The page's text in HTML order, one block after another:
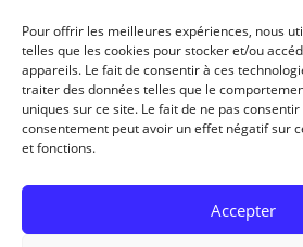
Pour offrir les meilleures expériences, nous
telles que les cookies pour stocker et/ou
appareils. Le fait de consentir à ces
traiter des données telles que le
uniques sur ce site. Le fait de ne pas
consentement peut avoir un effet négatif sur
et fonctions.
Accepter
demande, les frais de photocopie
d’envoi (si demandé) des
charge. Un devis vous est établi
d’en effectuer le paiement si vous
demande. A réception du
vous sera remis ou expédié.